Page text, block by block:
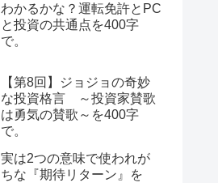
わかるかな？運転免許とPC
と投資の共通点を400字
で。
【第8回】ジョジョの奇妙
な投資格言 ～投資家賛歌
は勇気の賛歌～を400字
で。
実は2つの意味で使われが
ちな『期待リターン』を